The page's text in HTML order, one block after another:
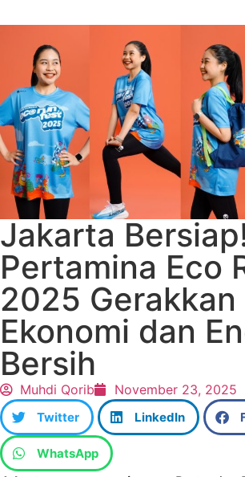
Jakarta
Pertamina Eco
2025 Gerakkan
Ekonomi dan
Bersih
Muhdi Qorib November 23, 2025
Twitter LinkedIn
WhatsApp